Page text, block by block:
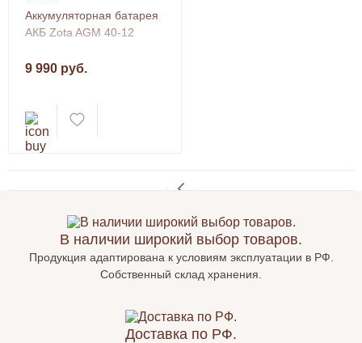
Аккумуляторная батарея
АКБ Zota AGM 40-12
9 990 руб.
В наличии широкий выбор товаров.
Продукция адаптирована к условиям эксплуатации в РФ.
Собственный склад хранения.
Доставка по РФ.